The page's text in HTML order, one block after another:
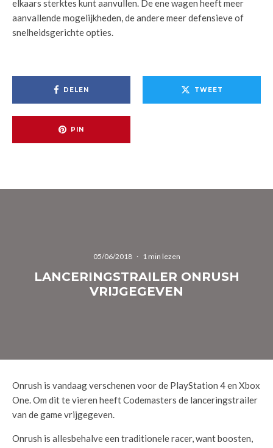
elkaars sterktes kunt aanvullen. De ene wagen heeft meer
aanvallende mogelijkheden, de andere meer defensieve of
snelheidsgerichte opties.
DELEN TWEET
PIN
05/06/2018 · 1 min lezen
LANCERINGSTRAILER ONRUSH
VRIJGEGEVEN
Onrush is vandaag verschenen voor de PlayStation 4 en Xbox
One. Om dit te vieren heeft Codemasters de lanceringstrailer
van de game vrijgegeven.
Onrush is allesbehalve een traditionele racer, want boosten,